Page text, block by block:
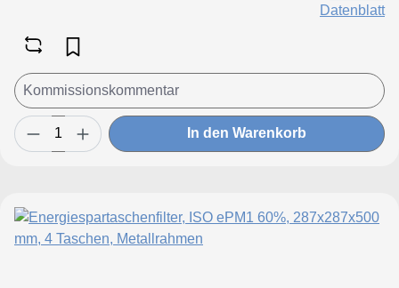
Datenblatt
In den Warenkorb